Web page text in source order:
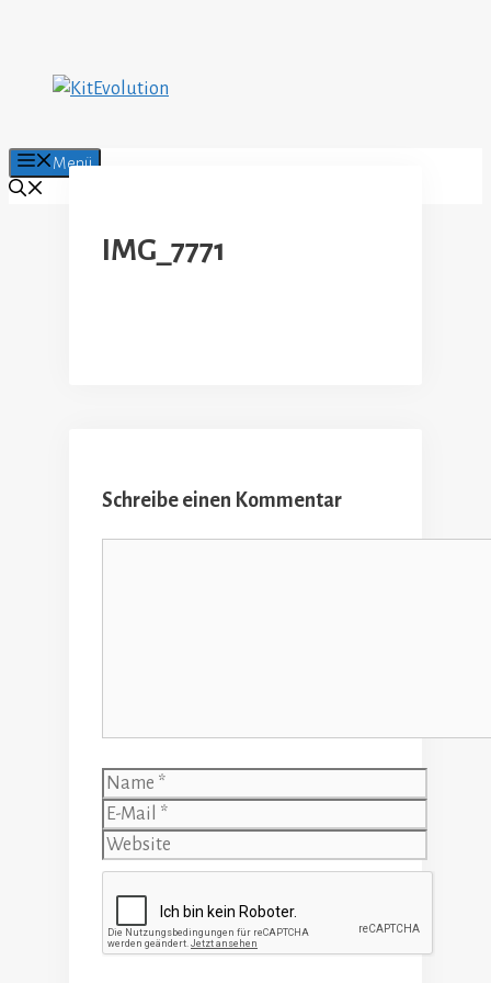
springen
Menü
IMG_7771
Schreibe einen Kommentar
Name
E-
Mail
Website